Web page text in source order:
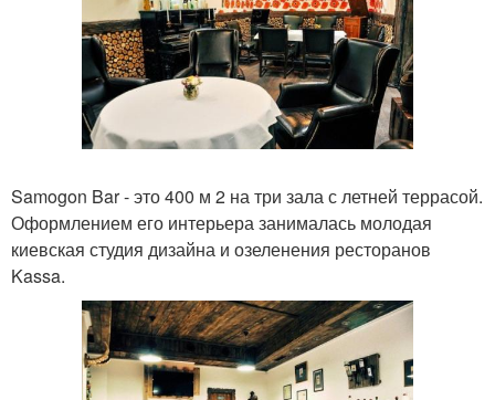
Samogon Bar - это 400 м 2 на три зала с летней террасой.
Оформлением его интерьера занималась молодая
киевская студия дизайна и озеленения ресторанов
Kassa.